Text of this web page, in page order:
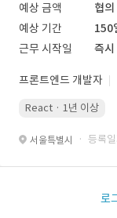
예상 금액
협
예상 기간
150
근무 시작일
즉시
프론트엔드 개발자
React · 1년 이상
서울특별시 · 등록
로